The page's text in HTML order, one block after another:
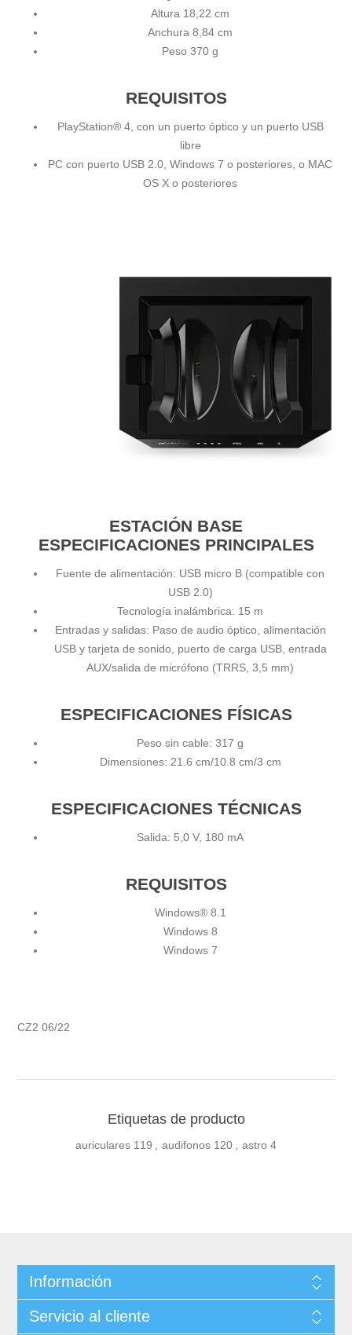
Altura 18,22 cm
Anchura 8,84 cm
Peso 370 g
REQUISITOS
PlayStation® 4, con un puerto óptico y un puerto USB
libre
PC con puerto USB 2.0, Windows 7 o posteriores, o MAC
OS X o posteriores
ESTACIÓN BASE
ESPECIFICACIONES PRINCIPALES
Fuente de alimentación: USB micro B (compatible con
USB 2.0)
Tecnología inalámbrica: 15 m
Entradas y salidas: Paso de audio óptico, alimentación
USB y tarjeta de sonido, puerto de carga USB, entrada
AUX/salida de micrófono (TRRS, 3,5 mm)
ESPECIFICACIONES FÍSICAS
Peso sin cable: 317 g
Dimensiones: 21.6 cm/10.8 cm/3 cm
ESPECIFICACIONES TÉCNICAS
Salida: 5,0 V, 180 mA
REQUISITOS
Windows® 8.1
Windows 8
Windows 7
CZ2 06/22
Etiquetas de producto
auriculares 119 , audifonos 120 , astro 4
Información
Servicio al cliente